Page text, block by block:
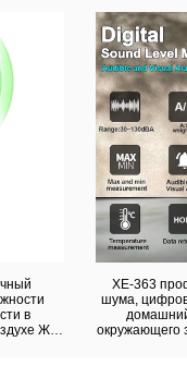
в
ЖК-
XE-363
шума,
окружающего